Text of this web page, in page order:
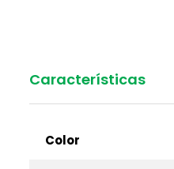
Características
Color